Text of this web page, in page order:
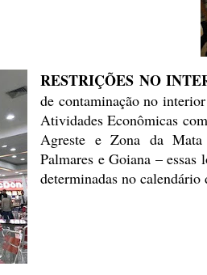
RESTRIÇÕES NO
de contaminação no
Atividades Econômicas
Agreste e Zona da
Palmares e Goiana – essas
determinadas no